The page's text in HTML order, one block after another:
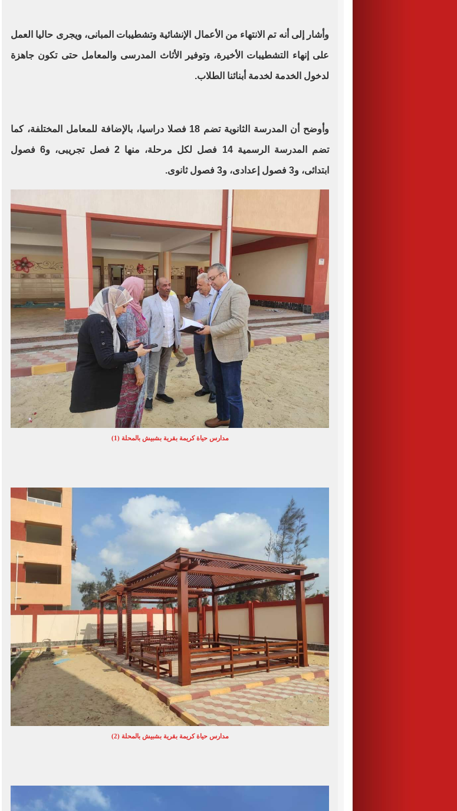
وأشار إلى أنه تم الانتهاء من الأعمال الإنشائية وتشطيبات المبانى، ويجرى حاليا العمل
على إنهاء التشطيبات الأخيرة، وتوفير الأثاث المدرسى والمعامل حتى تكون جاهزة
لدخول الخدمة لخدمة أبنائنا الطلاب.
وأوضح أن المدرسة الثانوية تضم 18 فصلا دراسيا، بالإضافة للمعامل المختلفة، كما
تضم المدرسة الرسمية 14 فصل لكل مرحلة، منها 2 فصل تجريبى، و6 فصول
ابتدائى، و3 فصول إعدادى، و3 فصول ثانوى.
مدارس حياة كريمة بقرية بشبيش بالمحلة (1)
مدارس حياة كريمة بقرية بشبيش بالمحلة (2)